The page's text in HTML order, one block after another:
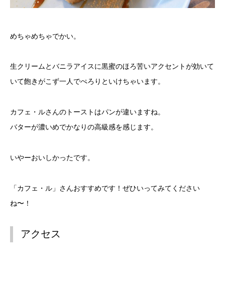
めちゃめちゃでかい。
生クリームとバニラアイスに黒蜜のほろ苦いアクセントが効いて
いて飽きがこず一人でぺろりといけちゃいます。
カフェ・ルさんのトーストはパンが違いますね。
バターが濃いめでかなりの高級感を感じます。
いやーおいしかったです。
「カフェ・ル」さんおすすめです！ぜひいってみてください
ね〜！
アクセス